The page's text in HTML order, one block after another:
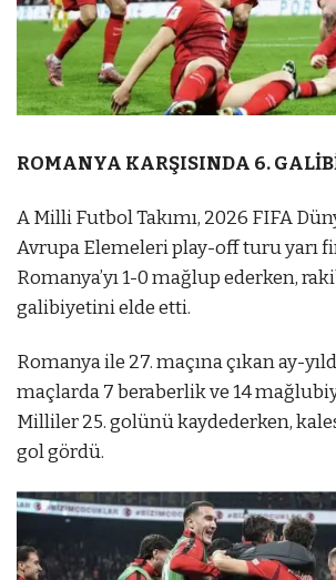
ROMANYA KARŞISINDA 6.
A Milli Futbol Takımı, 2026 FIFA
Avrupa Elemeleri play-off turu yarı
Romanya’yı 1-0 mağlup ederken,
galibiyetini elde etti.
Romanya ile 27. maçına çıkan ay-
maçlarda 7 beraberlik ve 14
Milliler 25. golünü kaydederken,
gol gördü.